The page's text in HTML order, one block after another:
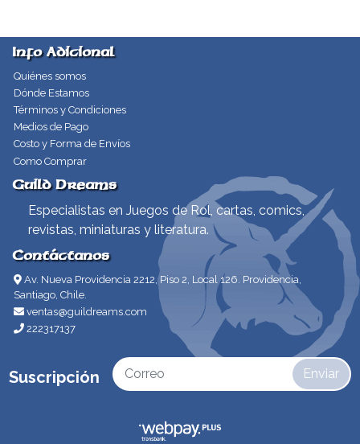
Info Adicional
Quiénes somos
Dónde Estamos
Términos y Condiciones
Medios de Pago
Costo y Forma de Envíos
Como Comprar
Guild Dreams
Especialistas en Juegos de Rol, cartas, comics,
revistas, miniaturas y literatura.
Contáctanos
Av. Nueva Providencia 2212, Piso 2, Local 126. Providencia,
Santiago, Chile.
ventas@guildreams.com
222317137
Suscripción Enviar